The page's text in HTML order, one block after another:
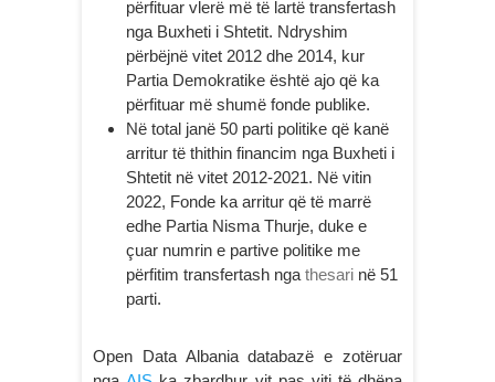
përfituar vlerë më të lartë transfertash
nga Buxheti i Shtetit. Ndryshim
përbëjnë vitet 2012 dhe 2014, kur
Partia Demokratike është ajo që ka
përfituar më shumë fonde publike.
Në total janë 50 parti politike që kanë
arritur të thithin financim nga Buxheti i
Shtetit në vitet 2012-2021. Në vitin
2022, Fonde ka arritur që të marrë
edhe Partia Nisma Thurje, duke e
çuar numrin e partive politike me
përfitim transfertash nga thesari në 51
parti.
Open Data Albania databazë e zotëruar